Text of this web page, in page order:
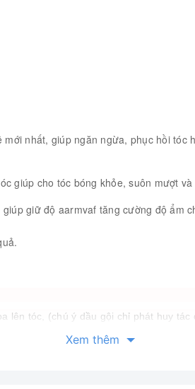
nhất, giúp ngăn ngừa, phục hồi
giúp cho tóc bóng khỏe, suôn mượt và
giữ độ aarmvaf tăng cường độ ẩm
tóc, (chú ý dầu gội chỉ phát huy
Xem thêm